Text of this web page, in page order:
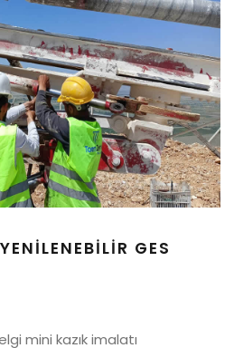
GES
mini kazık imalatı